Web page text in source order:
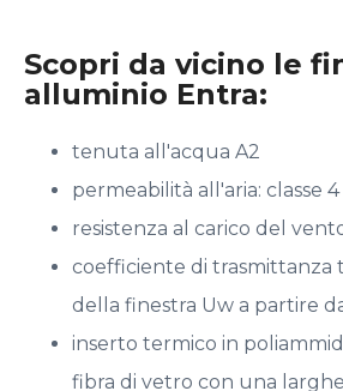
Scopri da vicino le
alluminio Entra:
tenuta all'acqua A2
permeabilità all'aria: classe 4
resistenza al carico del
coefficiente di trasmittanza
della finestra Uw a partire
inserto termico in
fibra di vetro con una